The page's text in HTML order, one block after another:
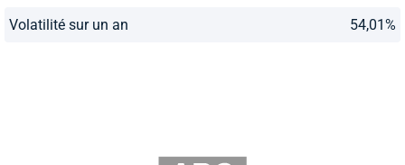
Volatilité sur un an 54,01%